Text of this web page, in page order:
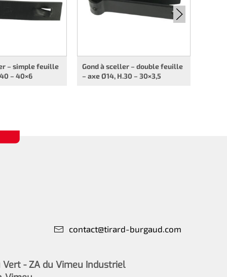
– simple feuille
– 40×6
Gond à sceller – double feuille
– axe Ø14, H.30 – 30×3,5
contact@tirard-burgaud.com
Vert - ZA du Vimeu Industriel